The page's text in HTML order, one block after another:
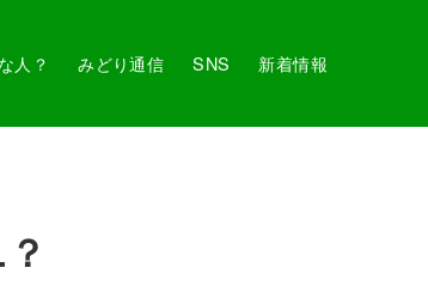
人？ みどり通信 SNS 新着情報